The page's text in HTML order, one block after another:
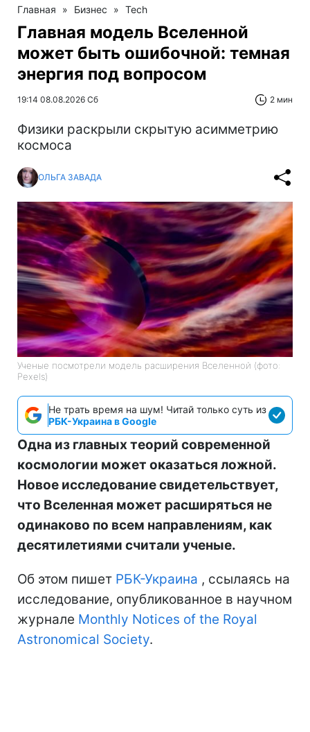
Главная » Бизнес » Tech
Главная модель Вселенной
может быть ошибочной: темная
энергия под вопросом
19:14 08.08.2026 Сб 2 мин
Физики раскрыли скрытую асимметрию
космоса
ОЛЬГА ЗАВАДА
Ученые посмотрели модель расширения Вселенной (фото:
Pexels)
Не трать время на шум! Читай только суть из
РБК-Украина в Google
Одна из главных теорий современной
космологии может оказаться ложной.
Новое исследование свидетельствует,
что Вселенная может расширяться не
одинаково по всем направлениям, как
десятилетиями считали ученые.
Об этом пишет РБК-Украина , ссылаясь на
исследование, опубликованное в научном
журнале Monthly Notices of the Royal
Astronomical Society.